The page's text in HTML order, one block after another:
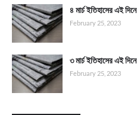
৪ মার্চ ইতিহাসের এই দিনে
February 25, 2023
৩ মার্চ ইতিহাসের এই দিনে
February 25, 2023